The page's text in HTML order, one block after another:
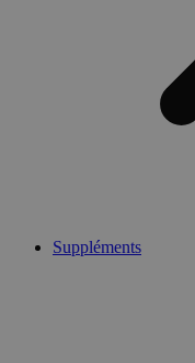
Suppléments